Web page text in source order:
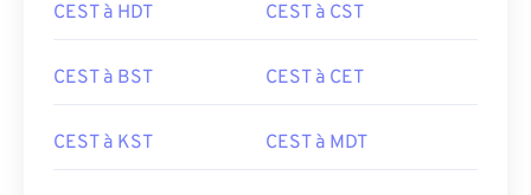
CEST à HDT CEST à CST
CEST à BST CEST à CET
CEST à KST CEST à MDT